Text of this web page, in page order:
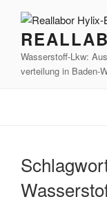
Inhalt
springen
Wasserstoff-Lkw:
verteilung in Baden-